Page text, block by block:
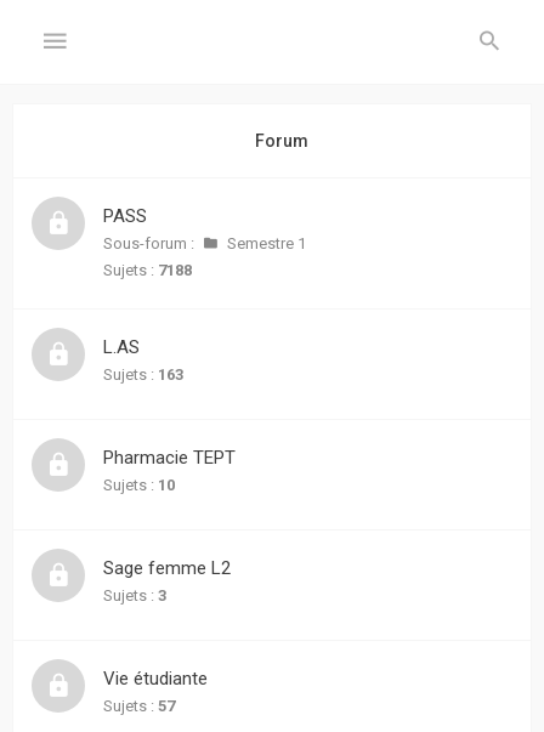
Inscription
FORUM
sans
réponse
actifs
Recherche
avancée
Forum
PASS
Sous-forum :
Semestre 1
Sujets : 7188
L.AS
Sujets : 163
Pharmacie TEPT
Sujets : 10
Sage femme L2
Sujets : 3
Vie étudiante
Sujets : 57